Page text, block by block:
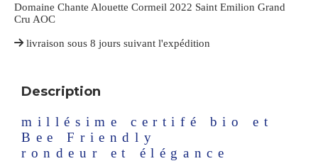
Domaine Chante Alouette Cormeil 2022 Saint Emilion Grand
Cru AOC
livraison sous 8 jours suivant l'expédition
Description
millésime certifé bio et
Bee Friendly
rondeur et élégance